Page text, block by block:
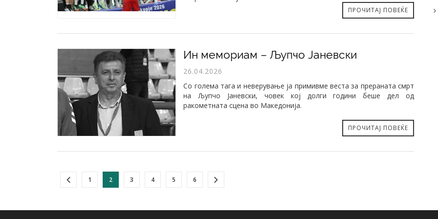
ПРОЧИТАЈ ПОВЕЌЕ
Ин мемориам – Љупчо Јаневски
26.04.2026
Со голема тага и неверување ја примивме веста за прераната смрт
на Љупчо Јаневски, човек кој долги години беше дел од
ракометната сцена во Македонија.
ПРОЧИТАЈ ПОВЕЌЕ
1 2 3 4 5 6